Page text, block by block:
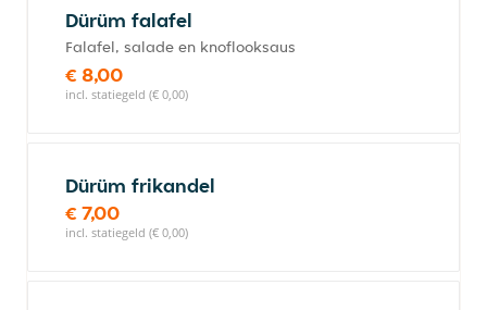
Dürüm falafel
Falafel, salade en knoflooksaus
€ 8,00
incl. statiegeld (€ 0,00)
Dürüm frikandel
€ 7,00
incl. statiegeld (€ 0,00)